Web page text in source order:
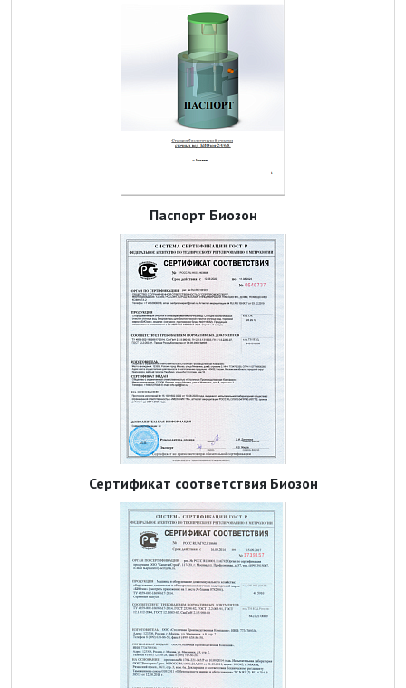
Паспорт Биозон
Сертификат соответствия Биозон